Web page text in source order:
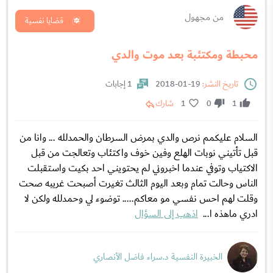
من مجهول
محبطة ومكتئبة بعد موت والدي
قضايا نفسية
تاريخ النشر:
1 إجابات
1
0
1 شارك
السلام عليكمم نرص والدي بمرض السرطان والحمدلله ... وانا من
قبل تأتيني نوبات الهلع وفين خوف واكتئاب وتعالجت من قبل
الاكتياب وتوفي عندما اخبروني لم يحتويني احد بكيت واستقبلت
الناس وحالت تمام وبعد اليوم الثالث تغيرت أصبحت غريبه صحت
وقلت لهم احس نفسي مو معاكم..... توضوء لي وحمدلله ولكن لا
ادري ماهذه ا... اذهب إلى السؤال
الخبيرة النفسية د.سراء فاضل الأنصاري